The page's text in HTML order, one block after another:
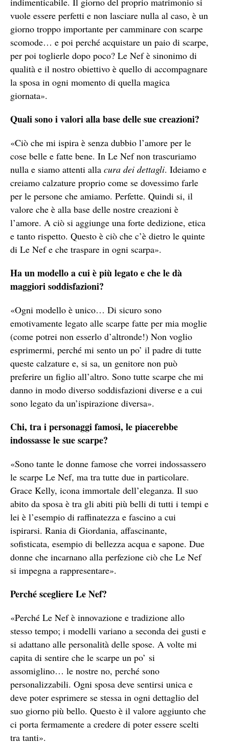
vuole essere perfetti e non lasciare nulla al caso, è un
giorno troppo importante per camminare con scarpe
scomode… e poi perché acquistare un paio di scarpe,
per poi toglierle dopo poco? Le Nef è sinonimo di
qualità e il nostro obiettivo è quello di accompagnare
la sposa in ogni momento di quella magica
giornata».
Quali sono i valori alla base delle sue creazioni?
«Ciò che mi ispira è senza dubbio l’amore per le
cose belle e fatte bene. In Le Nef non trascuriamo
nulla e siamo attenti alla cura dei dettagli. Ideiamo e
creiamo calzature proprio come se dovessimo farle
per le persone che amiamo. Perfette. Quindi si, il
valore che è alla base delle nostre creazioni è
l’amore. A ciò si aggiunge una forte dedizione, etica
e tanto rispetto. Questo è ciò che c’è dietro le quinte
di Le Nef e che traspare in ogni scarpa».
Ha un modello a cui è più legato e che le dà
maggiori soddisfazioni?
«Ogni modello è unico… Di sicuro sono
emotivamente legato alle scarpe fatte per mia moglie
(come potrei non esserlo d’altronde!) Non voglio
esprimermi, perché mi sento un po’ il padre di tutte
queste calzature e, si sa, un genitore non può
preferire un figlio all’altro. Sono tutte scarpe che mi
danno in modo diverso soddisfazioni diverse e a cui
sono legato da un’ispirazione diversa».
Chi, tra i personaggi famosi, le piacerebbe
indossasse le sue scarpe?
«Sono tante le donne famose che vorrei indossassero
le scarpe Le Nef, ma tra tutte due in particolare.
Grace Kelly, icona immortale dell’eleganza. Il suo
abito da sposa è tra gli abiti più belli di tutti i tempi e
lei è l’esempio di raffinatezza e fascino a cui
ispirarsi. Rania di Giordania, affascinante,
sofisticata, esempio di bellezza acqua e sapone. Due
donne che incarnano alla perfezione ciò che Le Nef
si impegna a rappresentare».
Perché scegliere Le Nef?
«Perché Le Nef è innovazione e tradizione allo
stesso tempo; i modelli variano a seconda dei gusti e
si adattano alle personalità delle spose. A volte mi
capita di sentire che le scarpe un po’ si
assomiglino… le nostre no, perché sono
personalizzabili. Ogni sposa deve sentirsi unica e
deve poter esprimere se stessa in ogni dettaglio del
suo giorno più bello. Questo è il valore aggiunto che
ci porta fermamente a credere di poter essere scelti
tra tanti».